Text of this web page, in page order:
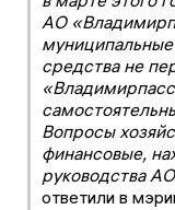
АО
средства не
Вопросы
финансовые,
руководства
ответили в